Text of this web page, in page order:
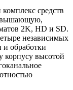
средств
2K, HD и SD.
независимых
и обработки
корпусу высотой